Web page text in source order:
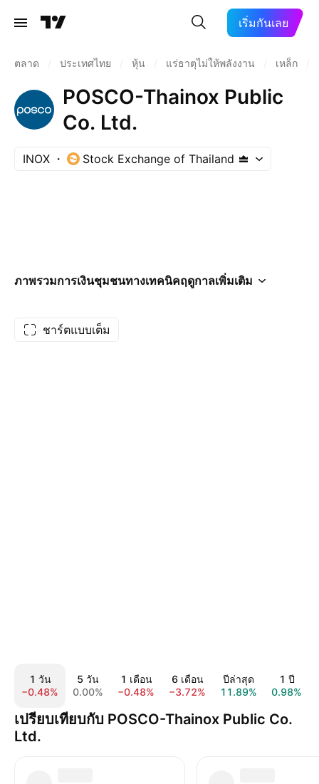
เริ่มกันเลย
ตลาด ประเทศไทย หุ้น แร่ธาตุไม่ให้พลังงาน เหล็ก
POSCO-Thainox Public
Co. Ltd.
INOX Stock Exchange of Thailand
ภาพรวมการเงินชุมชนทางเทคนิคฤดูกาลเพิ่มเติม
ชาร์ตแบบเต็ม
1 วัน
−0.48%
5 วัน
0.00%
1 เดือน
−0.48%
6 เดือน
−3.72%
ปีล่าสุด
11.89%
1 ปี
0.98%
เปรียบเทียบกับ POSCO-Thainox Public Co.
Ltd.